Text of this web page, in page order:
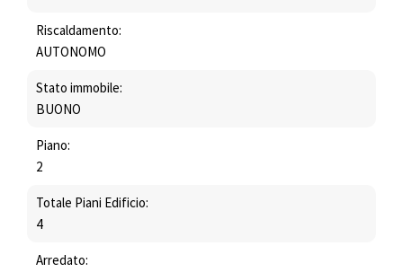
Riscaldamento:
AUTONOMO
Stato immobile:
BUONO
Piano:
2
Totale Piani Edificio:
4
Arredato: